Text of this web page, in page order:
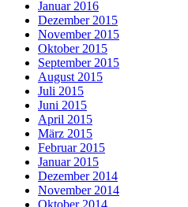
Januar 2016
Dezember 2015
November 2015
Oktober 2015
September 2015
August 2015
Juli 2015
Juni 2015
April 2015
März 2015
Februar 2015
Januar 2015
Dezember 2014
November 2014